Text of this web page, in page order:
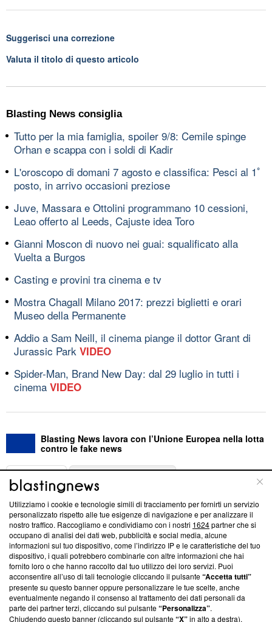
Suggerisci una correzione
Valuta il titolo di questo articolo
Blasting News consiglia
Tutto per la mia famiglia, spoiler 9/8: Cemile spinge
Orhan e scappa con i soldi di Kadir
L'oroscopo di domani 7 agosto e classifica: Pesci al 1ﾟ
posto, in arrivo occasioni preziose
Juve, Massara e Ottolini programmano 10 cessioni,
Leao offerto al Leeds, Cajuste idea Toro
Gianni Moscon di nuovo nei guai: squalificato alla
Vuelta a Burgos
Casting e provini tra cinema e tv
Mostra Chagall Milano 2017: prezzi biglietti e orari
Museo della Permanente
Addio a Sam Neill, il cinema piange il dottor Grant di
Jurassic Park VIDEO
Spider-Man, Brand New Day: dal 29 luglio in tutti i
cinema VIDEO
Blasting News lavora con l’Unione Europea nella lotta
contro le fake news
ABOUT
Questa sezione offre informazioni trasparenti su Blasting
News, sui nostri processi editoriali e su come ci impegniamo a
creare news di qualità. Inoltre, afferma la nostra aderenza a
‘Trust Project - News with Integrity’Blasting News non è
ancora membro del programma, ma ha richiesto di farne
parte; Trust Project non ha ancora effettuato una verifica di
conformità agli standard.
Su di noi
Utilizziamo i cookie e tecnologie simili di tracciamento per fornirti un servizio
personalizzato rispetto alle tue esigenze di navigazione e per analizzare il
nostro traffico. Raccogliamo e condividiamo con i nostri 1624partner che si
occupano di analisi dei dati web, pubblicità e social media, alcune
informazioni sul tuo dispositivo, come l’indirizzo IP e le caratteristiche del tuo
dispositivo, i quali potrebbero combinarle con altre informazioni che hai
fornito loro o che hanno raccolto dal tuo utilizzo dei loro servizi. Puoi
acconsentire all’uso di tali tecnologie cliccando il pulsante“Accetta tutti”
presente su questo banner oppure personalizzare le tue scelte, anche
eventualmente negando il consenso al trattamento dei dati personali da
parte dei partner terzi, cliccando sul pulsante“Personalizza”.
Chiudendo questo banner (cliccando sul pulsante“X”in alto a destra),